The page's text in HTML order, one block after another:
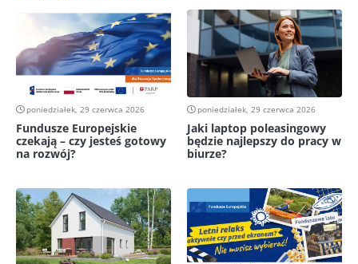
poniedziałek, 29 czerwca 2026
Fundusze Europejskie
czekają – czy jesteś gotowy
na rozwój?
poniedziałek, 29 czerwca 2026
Jaki laptop poleasingowy
będzie najlepszy do pracy w
biurze?